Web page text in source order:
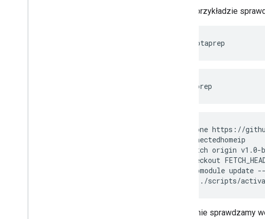
W tym przykładzie
otaprep
otaprep
git clone https://
cd connectedhomeip
git fetch origin v1.0-
git checkout
git submodule
source ./scripts/
Następnie sprawdzamy